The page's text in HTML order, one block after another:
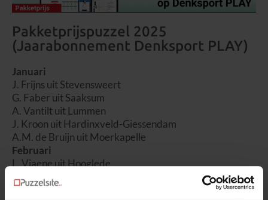
Pakketprijspuzzel 2025
(Jaarabonnement Denksport PLAY)
Januari
J. Frijns uit Stevensweert
G. Faber uit Saaksum
A. Vantilt uit Lummen
J. Kroon uit Hardinxveld-Giessendam
A.M. de Bruijn uit Moerkapelle
Februari
L. Viaene uit Hooglede
S. Wapperom uit ‘s-Hertogenbosch
J. van Lieshout-Aarts uit Veghel